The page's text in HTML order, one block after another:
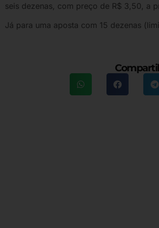
seis dezenas, com preço de R$ 3,50, a
Já para uma aposta com 15 dezenas